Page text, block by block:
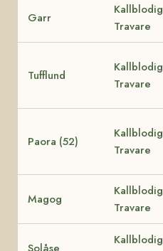
Garr
Kallblodig
Travare
Tufflund
Kallblodig
Travare
Paora (52)
Kallblodig
Travare
Magog
Kallblodig
Travare
Solåse
Kallblodig